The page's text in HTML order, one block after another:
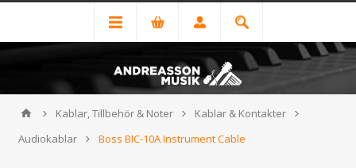
Kablar, Tillbehör & Noter
Kablar & Kontakter
Audiokablar
Boss BIC-10A Instrument Cable